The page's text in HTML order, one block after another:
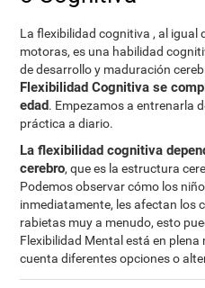
La flexibilidad cognitiva , al igual
motoras, es una habilidad
de desarrollo y maduración
Flexibilidad Cognitiva se
edad. Empezamos a entrenarla
práctica a diario.
La flexibilidad cognitiva
cerebro, que es la estructura
Podemos observar cómo los
inmediatamente, les afectan los
rabietas muy a menudo, esto
Flexibilidad Mental está en
cuenta diferentes opciones o